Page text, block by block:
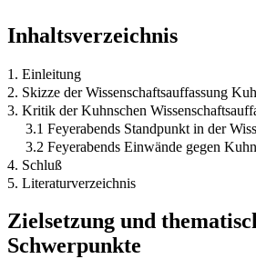
Inhaltsverzeichnis
1. Einleitung
2. Skizze der Wissenschaftsauffassung
3. Kritik der Kuhnschen
3.1 Feyerabends Standpunkt in der
3.2 Feyerabends Einwände gegen Kuhn
4. Schluß
5. Literaturverzeichnis
Zielsetzung und
Schwerpunkte